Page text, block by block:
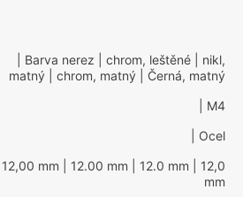
| Barva nerez | chrom, leštěné | nikl,
matný | chrom, matný | Černá, matný
| M4
| Ocel
| 12,00 mm | 12.00 mm | 12.0 mm | 12,0
mm